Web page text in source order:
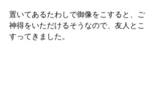
置いてあるたわしで御像をこすると、ご
神得をいただけるそうなので、友人とこ
すってきました。